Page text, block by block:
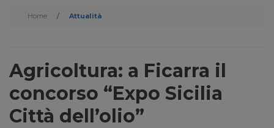
Home / Attualità
Agricoltura: a Ficarra il
concorso “Expo Sicilia
Città dell’olio”